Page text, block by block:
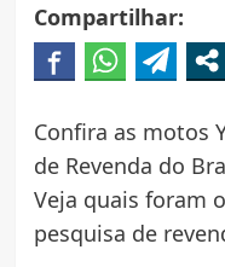
Compartilhar:
Confira as motos
de Revenda do
Veja quais foram
pesquisa de